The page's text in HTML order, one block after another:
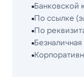
Банковской
По ссылке
По